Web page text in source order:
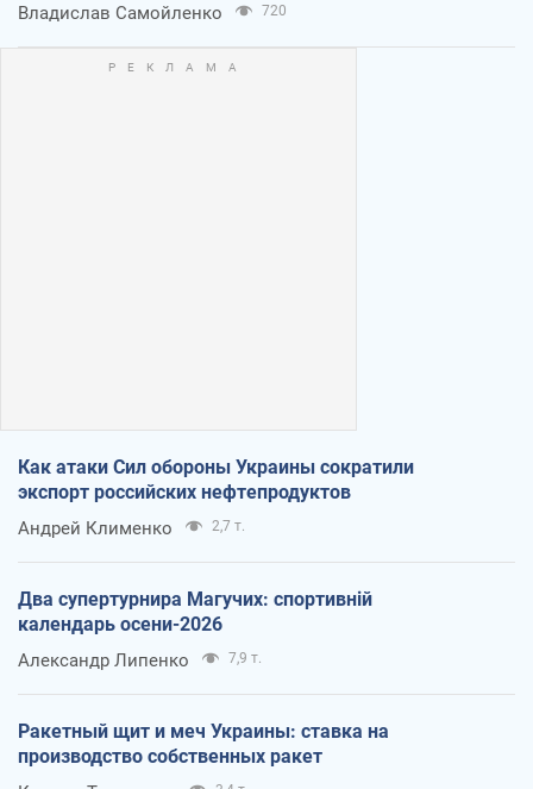
Владислав Самойленко 720
Как атаки Сил обороны Украины сократили
экспорт российских нефтепродуктов
Андрей Клименко 2,7 т.
Два супертурнира Магучих: спортивній
календарь осени-2026
Александр Липенко 7,9 т.
Ракетный щит и меч Украины: ставка на
производство собственных ракет